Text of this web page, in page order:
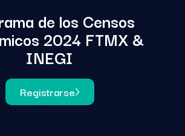
de los Censos
2024 FTMX &
INEGI
Registrarse